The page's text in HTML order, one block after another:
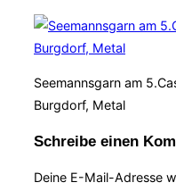
Seemannsgarn am
Burgdorf, Metal
Schreibe einen
Deine E-Mail-Adresse